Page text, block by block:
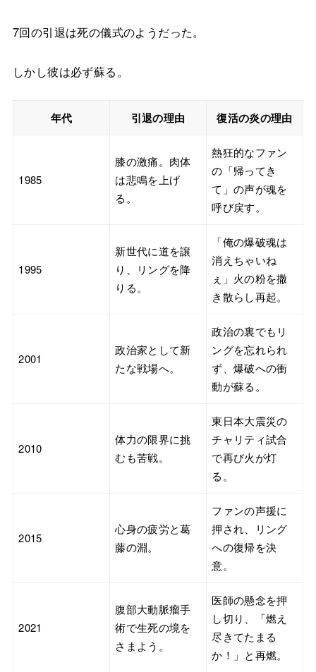
7回の引退は死の儀式のようだった。
しかし彼は必ず蘇る。
年代 引退の理由 復活の炎の理由
1985
膝の激痛。肉体
は悲鳴を上げ
る。
熱狂的なファン
の「帰ってき
て」の声が魂を
呼び戻す。
1995
新世代に道を譲
り、リングを降
りる。
「俺の爆破魂は
消えちゃいね
ぇ」火の粉を撒
き散らし再起。
2001
政治家として新
たな戦場へ。
政治の裏でもリ
ングを忘れられ
ず、爆破への衝
動が蘇る。
2010
体力の限界に挑
むも苦戦。
東日本大震災の
チャリティ試合
で再び火が灯
る。
2015
心身の疲労と葛
藤の淵。
ファンの声援に
押され、リング
への復帰を決
意。
2021
腹部大動脈瘤手
術で生死の境を
さまよう。
医師の懸念を押
し切り、「燃え
尽きてたまる
か！」と再燃。